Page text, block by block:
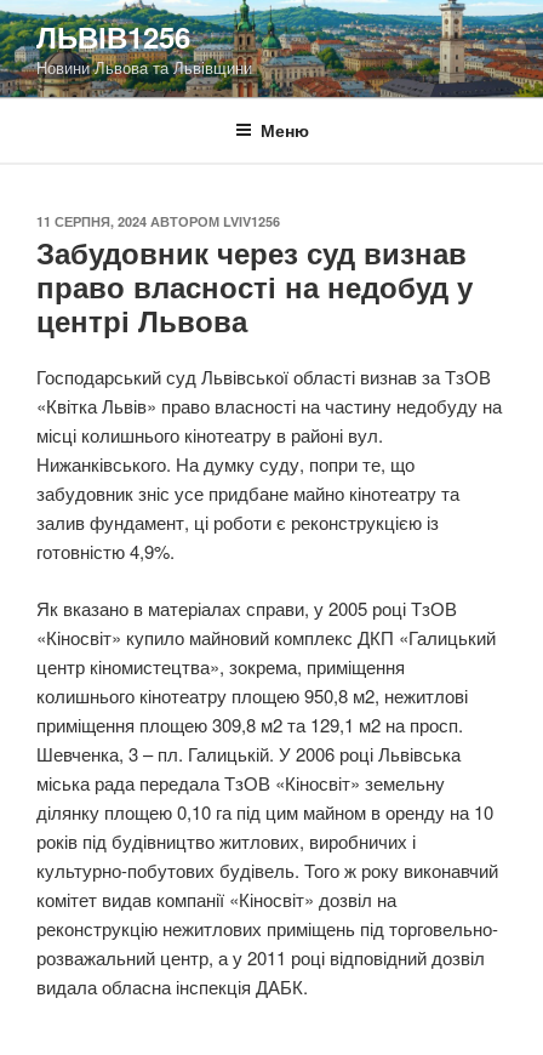
Перейти
до
вмісту
ЛЬВІВ1256
Новини Львова та Львівщини
Меню
ОПУБЛІКОВАНО
11 СЕРПНЯ, 2024 АВТОРОМ LVIV1256
Забудовник через суд визнав
право власності на недобуд у
центрі Львова
Господарський суд Львівської області визнав за ТзОВ
«Квітка Львів» право власності на частину недобуду на
місці колишнього кінотеатру в районі вул.
Нижанківського. На думку суду, попри те, що
забудовник зніс усе придбане майно кінотеатру та
залив фундамент, ці роботи є реконструкцією із
готовністю 4,9%.
Як вказано в матеріалах справи, у 2005 році ТзОВ
«Кіносвіт» купило майновий комплекс ДКП «Галицький
центр кіномистецтва», зокрема, приміщення
колишнього кінотеатру площею 950,8 м2, нежитлові
приміщення площею 309,8 м2 та 129,1 м2 на просп.
Шевченка, 3 – пл. Галицькій. У 2006 році Львівська
міська рада передала ТзОВ «Кіносвіт» земельну
ділянку площею 0,10 га під цим майном в оренду на 10
років під будівництво житлових, виробничих і
культурно-побутових будівель. Того ж року виконавчий
комітет видав компанії «Кіносвіт» дозвіл на
реконструкцію нежитлових приміщень під торговельно-
розважальний центр, а у 2011 році відповідний дозвіл
видала обласна інспекція ДАБК.